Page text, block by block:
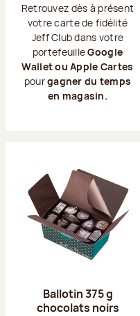
Retrouvez dès à présent
votre carte de fidélité
Jeff Club dans votre
portefeuilleGoogle
Wallet ou Apple Cartes
pourgagner du temps
en magasin.
Ballotin 375 g
chocolats noirs